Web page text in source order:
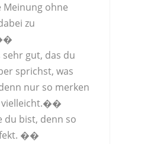
Meinung ohne
zu
sehr gut, das du
sprichst, was
nur so merken
vielleicht.��
du bist, denn so
��